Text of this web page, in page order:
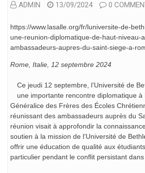
ADMIN 13/09/2024 0
https://www.lasalle.org/fr/luniversite-de-
une-reunion-diplomatique-de-haut-niveau-
ambassadeurs-aupres-du-saint-siege-a-
Rome, Italie, 12 septembre 2024
Ce jeudi 12 septembre, l’Université de
une importante rencontre diplomatique à
Généralice des Frères des Écoles
réunissant des ambassadeurs auprès du
réunion visait à approfondir la
soutien à la mission de l’Université de
offrir une éducation de qualité aux
particulier pendant le conflit persistant